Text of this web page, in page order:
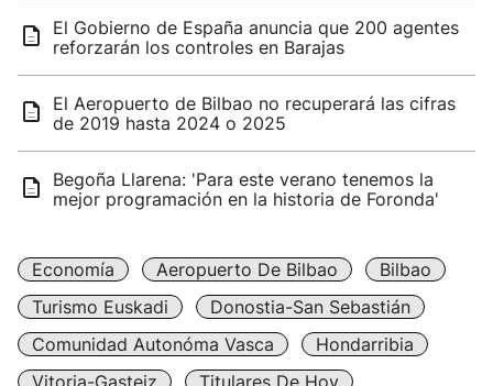
El Gobierno de España anuncia que 200 agentes
reforzarán los controles en Barajas
El Aeropuerto de Bilbao no recuperará las cifras
de 2019 hasta 2024 o 2025
Begoña Llarena: 'Para este verano tenemos la
mejor programación en la historia de Foronda'
Economía Aeropuerto De Bilbao
Bilbao
Turismo Euskadi
Donostia-San Sebastián
Comunidad Autonóma Vasca
Hondarribia
Vitoria-Gasteiz
Titulares De Hoy